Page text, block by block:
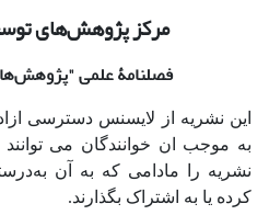
مرکز پژوهش‌های
فصلنامۀ علمی
این نشریه از لایسنس دسترسی
به موجب ان خوانندگان می
نشریه را مادامی که به آن‌
کرده یا به اشتراک بگذارند.